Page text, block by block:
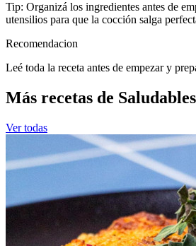
Tip: Organizá los ingredientes antes de
utensilios para que la cocción salga
Recomendacion
Leé toda la receta antes de empezar y
Más recetas de Saludables
Ver todas